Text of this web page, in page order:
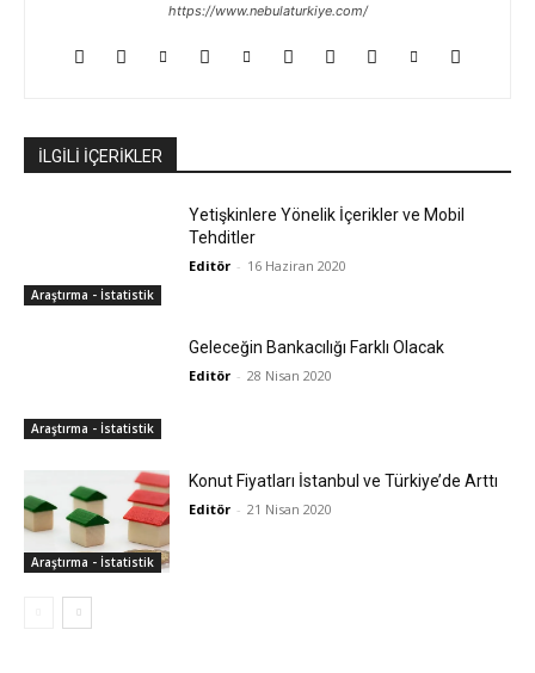
https://www.nebulaturkiye.com/
İLGİLİ İÇERİKLER
Araştırma - İstatistik
Yetişkinlere Yönelik İçerikler ve Mobil
Tehditler
Editör - 16 Haziran 2020
Araştırma - İstatistik
Geleceğin Bankacılığı Farklı Olacak
Editör - 28 Nisan 2020
Araştırma - İstatistik
Konut Fiyatları İstanbul ve Türkiye’de Arttı
Editör - 21 Nisan 2020